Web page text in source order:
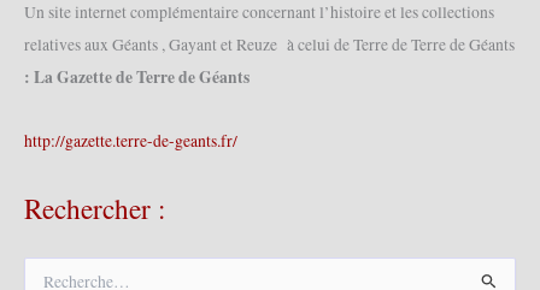
Un site internet complémentaire concernant l’histoire et les collections
relatives aux Géants , Gayant et Reuze à celui de Terre de Terre de Géants
: La Gazette de Terre de Géants
http://gazette.terre-de-geants.fr/
Rechercher :